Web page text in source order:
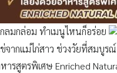
ลมกล่อม ทำเมนูไหนก็อร่อย
ข่จากแม่ไก่สาว ช่วงวัยที่สมบู
หารสูตรพิเศษ Enriched